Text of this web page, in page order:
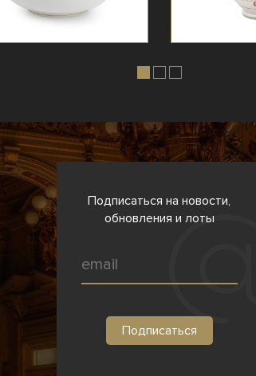
Подписаться на новости,
обновления и лоты